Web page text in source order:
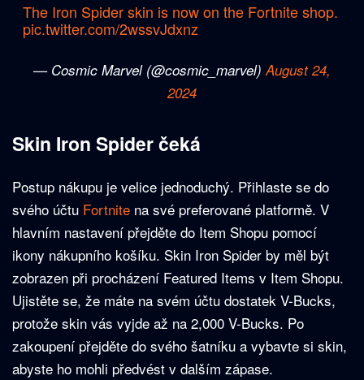
The Iron Spider skin is now on the Fortnite shop.
pic.twitter.com/2wssvJdxnz
— Cosmic Marvel (@cosmic_marvel)August 24,
2024
Skin Iron Spider čeká
Postup nákupu je velice jednoduchý. Přihlaste se do
svého účtu Fortnite na své preferované platformě. V
hlavním nastavení přejděte do Item Shopu pomocí
ikony nákupního košíku. Skin Iron Spider by měl být
zobrazen při procházení Featured Items v Item Shopu.
Ujistěte se, že máte na svém účtu dostatek V-Bucks,
protože skin vás vyjde až na 2,000 V-Bucks. Po
zakoupení přejděte do svého šatníku a vybavte si skin,
abyste ho mohli předvést v dalším zápase.